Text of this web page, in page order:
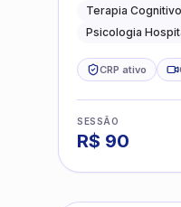
Terapia
Psicologia
CRP ativo
SESSÃO
R$ 90